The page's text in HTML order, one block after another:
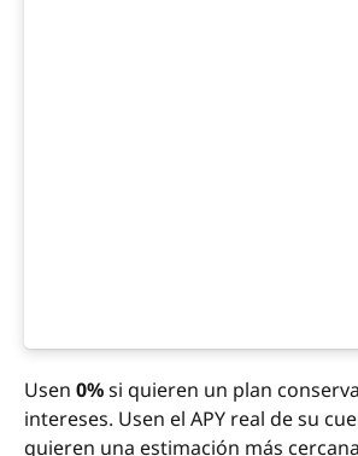
Usen 0%si quieren un plan
intereses. Usen el APY real de su
quieren una estimación más